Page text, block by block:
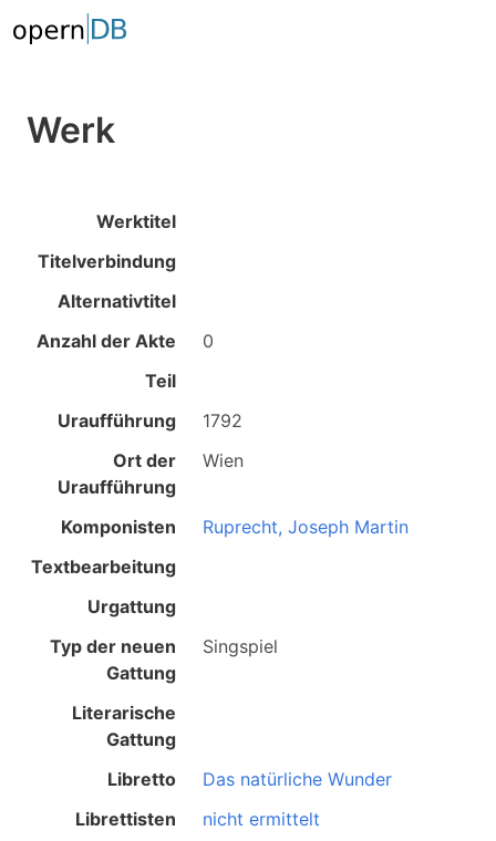
Werk
Werktitel
Titelverbindung
Alternativtitel
Anzahl der Akte
0
Teil
Uraufführung
1792
Ort der
Uraufführung
Wien
Komponisten
Ruprecht, Joseph Martin
Textbearbeitung
Urgattung
Typ der neuen
Gattung
Singspiel
Literarische
Gattung
Libretto
Das natürliche Wunder
Librettisten
nicht ermittelt